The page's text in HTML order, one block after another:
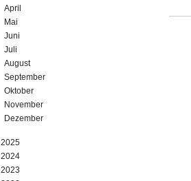
April
Mai
Juni
Juli
August
September
Oktober
November
Dezember
2025
2024
2023